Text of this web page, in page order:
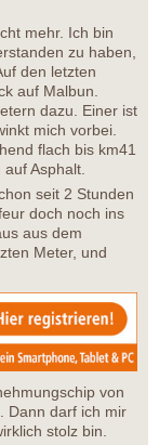
mehr. Ich bin
zu haben,
den letzten
auf Malbun.
dazu. Einer ist
mich vorbei.
flach bis km41
Asphalt.
seit 2 Stunden
doch noch ins
aus dem
Meter, und
von
Dann darf ich mir
stolz bin.